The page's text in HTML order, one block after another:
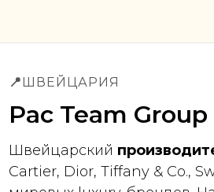
📍ШВЕЙЦАРИЯ
Pac Team Group
Швейцарский
Cartier, Dior, Tiffany & Co.,